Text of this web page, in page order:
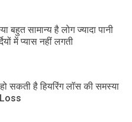
बहुत सामान्य है लोग ज्यादा पानी
में प्यास नहीं लगती
सकती है हियरिंग लॉस की समस्या